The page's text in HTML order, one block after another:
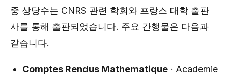
중 상당수는 CNRS 관련 학회와 프랑스 대학 출판
사를 통해 출판되었습니다. 주요 간행물은 다음과
같습니다.
Comptes Rendus Mathematique · Academie